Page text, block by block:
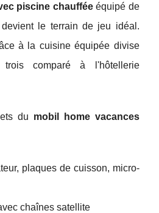
piscine chaufféeéquipé de
le terrain de jeu idéal.
à la cuisine équipée divise
comparé à l'hôtellerie
du mobil home vacances
plaques de cuisson, micro-
chaînes satellite